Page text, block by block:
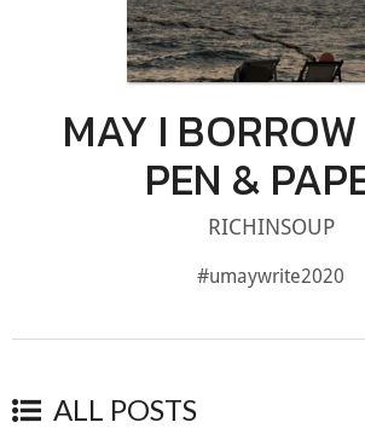
MAY I
PEN &
RICHINSOUP
#umaywrite2020
ALL POSTS